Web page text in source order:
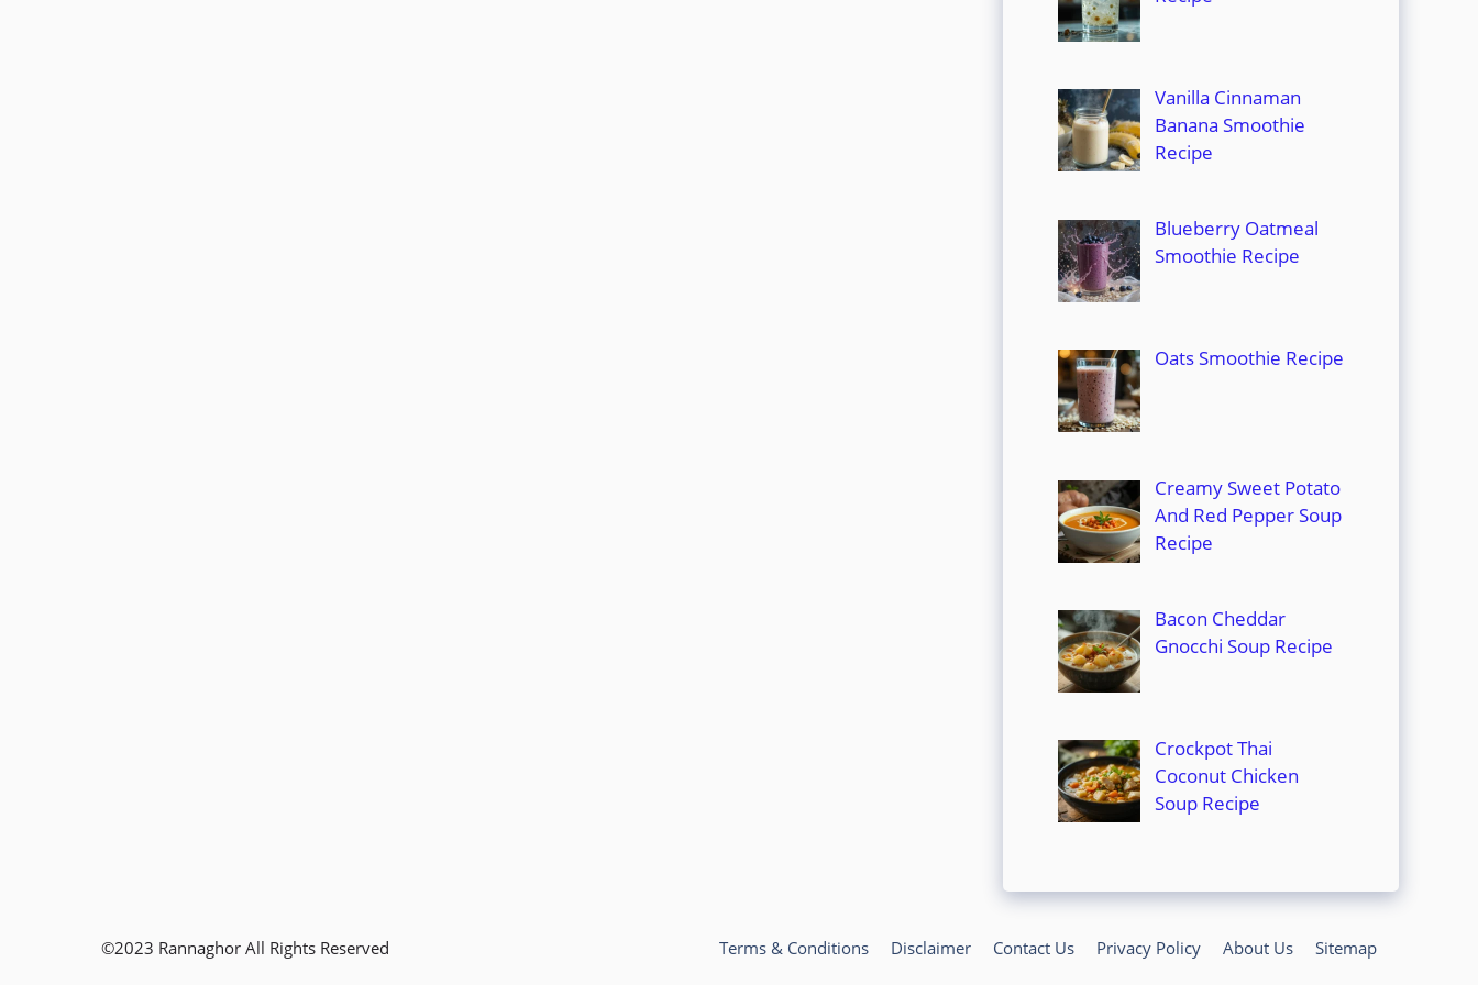
Vanilla Cinnaman
Banana Smoothie
Recipe
Blueberry Oatmeal
Smoothie Recipe
Oats Smoothie Recipe
Creamy Sweet Potato
And Red Pepper Soup
Recipe
Bacon Cheddar
Gnocchi Soup Recipe
Crockpot Thai
Coconut Chicken
Soup Recipe
Terms & Conditions Disclaimer Contact Us Privacy Policy About Us Sitemap
©2023 Rannaghor All Rights Reserved